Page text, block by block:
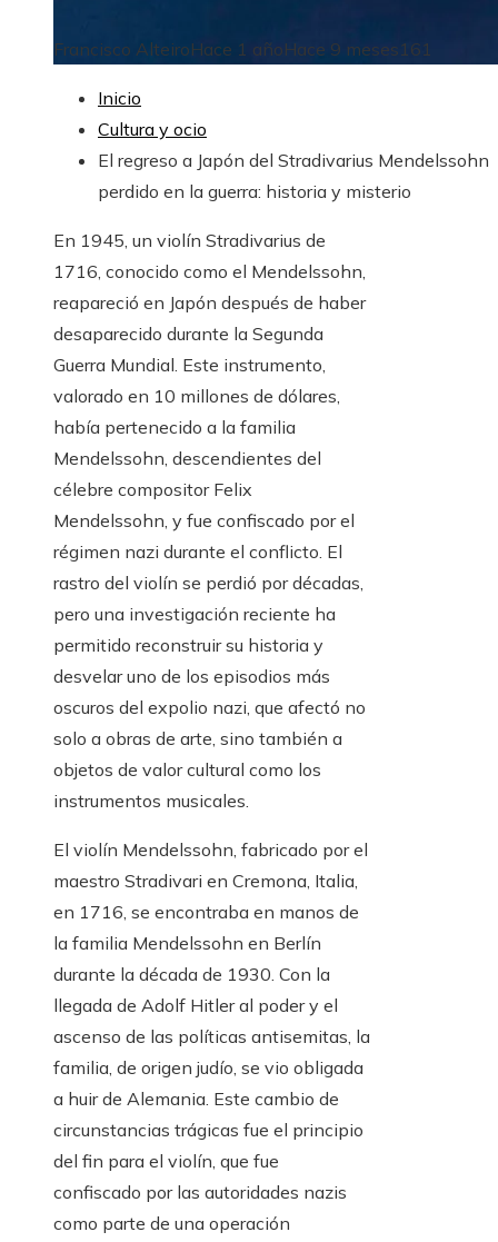
Francisco AlteiroHace 1 añoHace 9 meses161
Inicio
Cultura y ocio
El regreso a Japón del Stradivarius Mendelssohn
perdido en la guerra: historia y misterio
En 1945, un violín Stradivarius de
1716, conocido como el Mendelssohn,
reapareció en Japón después de haber
desaparecido durante la Segunda
Guerra Mundial. Este instrumento,
valorado en 10 millones de dólares,
había pertenecido a la familia
Mendelssohn, descendientes del
célebre compositor Felix
Mendelssohn, y fue confiscado por el
régimen nazi durante el conflicto. El
rastro del violín se perdió por décadas,
pero una investigación reciente ha
permitido reconstruir su historia y
desvelar uno de los episodios más
oscuros del expolio nazi, que afectó no
solo a obras de arte, sino también a
objetos de valor cultural como los
instrumentos musicales.
El violín Mendelssohn, fabricado por el
maestro Stradivari en Cremona, Italia,
en 1716, se encontraba en manos de
la familia Mendelssohn en Berlín
durante la década de 1930. Con la
llegada de Adolf Hitler al poder y el
ascenso de las políticas antisemitas, la
familia, de origen judío, se vio obligada
a huir de Alemania. Este cambio de
circunstancias trágicas fue el principio
del fin para el violín, que fue
confiscado por las autoridades nazis
como parte de una operación